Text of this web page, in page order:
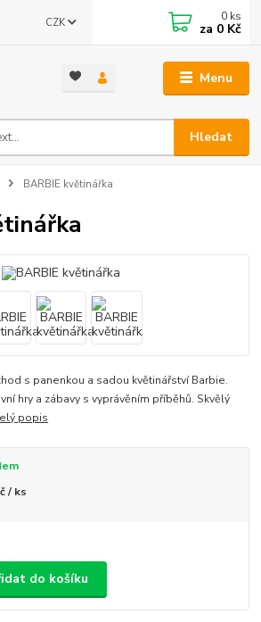
Menu
CZK
Hledat
0 ks
za 0 Kč
BARBIE květinářka
s panenkou a sadou květinářství Barbie.
hry a zábavy s vyprávěním příběhů. Skvělý
popis
/ ks
do košíku